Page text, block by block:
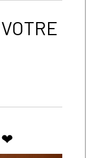
❤